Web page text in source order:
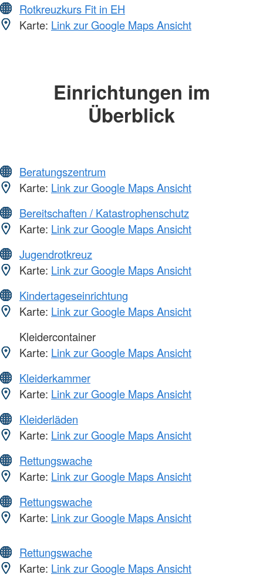
Rotkreuzkurs Fit in EH
Karte: Link zur Google Maps Ansicht
Einrichtungen im
Überblick
Beratungszentrum
Karte: Link zur Google Maps Ansicht
Bereitschaften / Katastrophenschutz
Karte: Link zur Google Maps Ansicht
Jugendrotkreuz
Karte: Link zur Google Maps Ansicht
Kindertageseinrichtung
Karte: Link zur Google Maps Ansicht
Kleidercontainer
Karte: Link zur Google Maps Ansicht
Kleiderkammer
Karte: Link zur Google Maps Ansicht
Kleiderläden
Karte: Link zur Google Maps Ansicht
Rettungswache
Karte: Link zur Google Maps Ansicht
Rettungswache
Karte: Link zur Google Maps Ansicht
Rettungswache
Karte: Link zur Google Maps Ansicht